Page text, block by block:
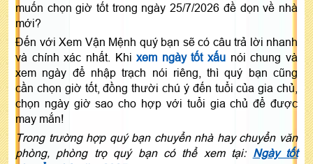
muốn chọn giờ tốt trong ngày 25/7/2026 đề dọn về nhà
mới?
Đến với Xem Vận Mệnh quý bạn sẽ có câu trả lời nhanh
và chính xác nhất. Khixem ngày tốt xấu nói chung và
xem ngày để nhập trạch nói riêng, thì quý bạn cũng
cần chọn giờ tốt, đồng thười chú ý đến tuổi của gia chủ,
chọn ngày giờ sao cho hợp với tuổi gia chủ để được
may mắn!
Trong trường hợp quý bạn chuyển nhà hay chuyển văn
phòng, phòng trọ quý bạn có thể xem tại: Ngày tốt